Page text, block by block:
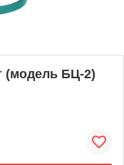
(модель БЦ-2)